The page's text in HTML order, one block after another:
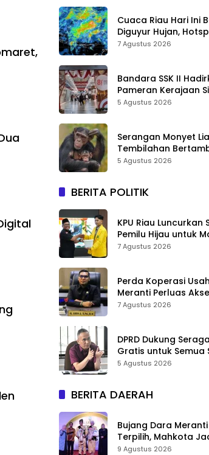
Cuaca Riau Hari Ini
Diguyur Hujan,
Jadi 25 Titik
7 Agustus 2026
Bandara SSK II
Pameran Kerajaan
Afni: Jadi Ruang
5 Agustus 2026
Serangan Monyet
Tembilahan
Korban, DPKP
5 Agustus 2026
BERITA POLITIK
KPU Riau Luncurkan
Pemilu Hijau untuk
7 Agustus 2026
Perda Koperasi
Meranti Perluas
dan Pasar
7 Agustus 2026
DPRD Dukung
Gratis untuk Semua
Minta Rehab
5 Agustus 2026
BERITA DAERAH
Bujang Dara
Terpilih, Mahkota
Promosi Daerah
9 Agustus 2026